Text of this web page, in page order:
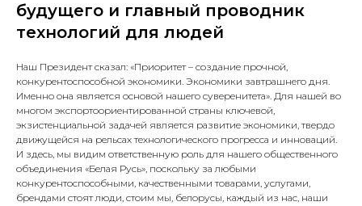
будущего и главный проводник
технологий для людей
Наш Президент сказал: «Приоритет – создание прочной,
конкурентоспособной экономики. Экономики завтрашнего дня.
Именно она является основой нашего суверенитета». Для нашей во
многом экспортоориентированной страны ключевой,
экзистенциальной задачей является развитие экономики, твердо
движущейся на рельсах технологического прогресса и инноваций.
И здесь, мы видим ответственную роль для нашего общественного
объединения «Белая Русь», поскольку за любыми
конкурентоспособными, качественными товарами, услугами,
брендами стоят люди, стоим мы, белорусы, каждый из нас, наши